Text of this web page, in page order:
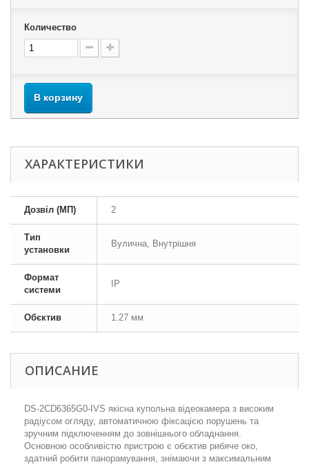
Количество
В корзину
ХАРАКТЕРИСТИКИ
Дозвіл (МП) 2
Тип
установки
Вулична, Внутрішня
Формат
системи
IP
Обєктив 1.27 мм
ОПИСАНИЕ
DS-2CD6365G0-IVS якісна купольна відеокамера з високим
радіусом огляду, автоматичною фіксацією порушень та
зручним підключенням до зовнішнього обладнання.
Основною особливістю пристрою є обєктив рибяче око,
здатний робити панорамування, знімаючи з максимальним